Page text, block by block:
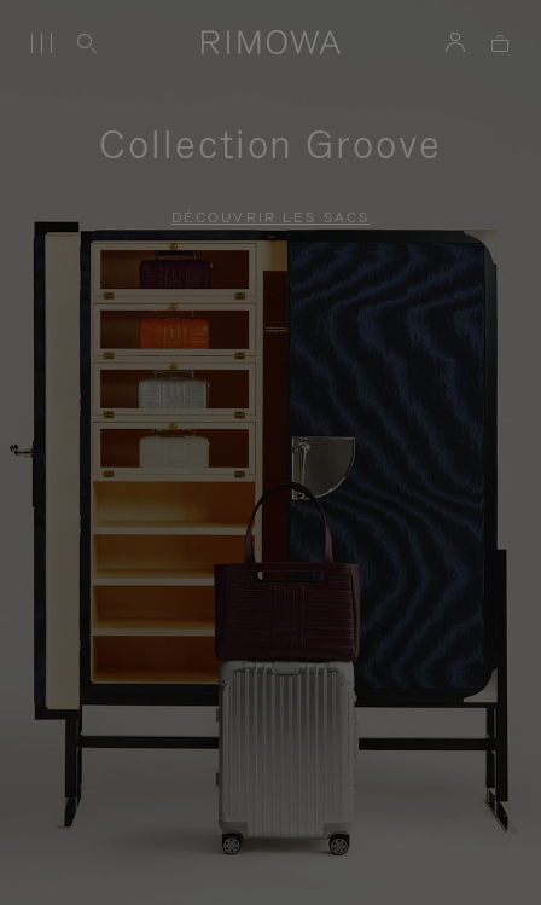
Collection Groove
DÉCOUVRIR LES SACS